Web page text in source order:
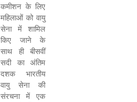
कमीशन के लिए
महिलाओं को वायु
सेना में शामिल
किए जाने के
सा‍थ ही बीसवीं
सदी का अंतिम
दशक भारतीय
वायु सेना की
संरचना में एक